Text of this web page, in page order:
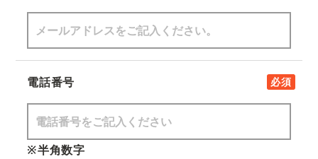
電話番号 必須
※半角数字